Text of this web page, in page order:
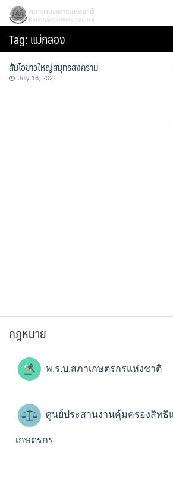
Skip
content
สภาเกษตรกรแห่งชาติ
Tag:แม่กลอง
ส้มโอขาวใหญ่สมุทรสงคราม
July 16, 2021
กฎหมาย
พ.ร.บ.สภาเกษตรกรแห่งชาติ
ศูนย์ประสานงานคุ้มครองสิทธิ
เกษตรกร